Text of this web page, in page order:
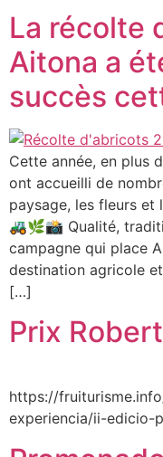
La récolte
Aitona a
succès
Cette année, en plus
ont accueilli de
paysage, les fleurs et
🚜🌿📸 Qualité,
campagne qui place
destination agricole
[…]
Prix
https://
experiencia/ii-edicio-